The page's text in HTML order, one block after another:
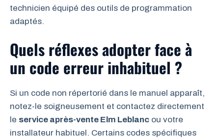
technicien équipé des outils de programmation
adaptés.
Quels réflexes adopter face à
un code erreur inhabituel ?
Si un code non répertorié dans le manuel apparaît,
notez-le soigneusement et contactez directement
le service après-vente Elm Leblanc ou votre
installateur habituel. Certains codes spécifiques